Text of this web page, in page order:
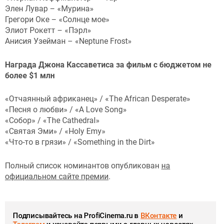
Элен Лувар – «Мурина»
Грегори Оке – «Солнце мое»
Элиот Рокетт – «Пэрл»
Анисия Узейман – «Neptune Frost»
Награда Джона Кассаветиса за фильм с бюджетом не
более $1 млн
«Отчаянный африканец» / «The African Desperate»
«Песня о любви» / «A Love Song»
«Собор» / «The Cathedral»
«Святая Эми» / «Holy Emy»
«Что-то в грязи» / «Something in the Dirt»
Полный список номинантов опубликован на
официальном сайте премии.
Подписывайтесь на ProfiCinema.ru в ВКонтакте и